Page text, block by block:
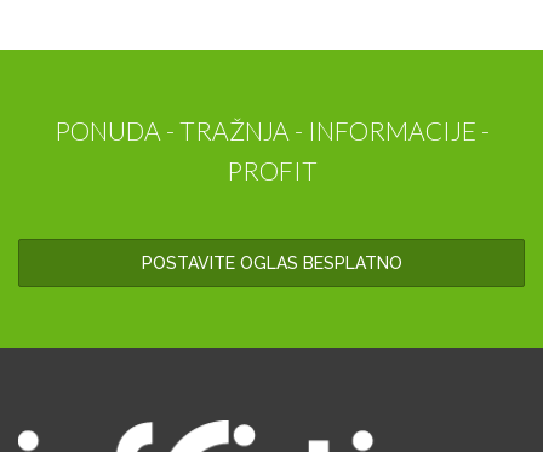
PONUDA - TRAŽNJA - INFORMACIJE -
PROFIT
POSTAVITE OGLAS BESPLATNO